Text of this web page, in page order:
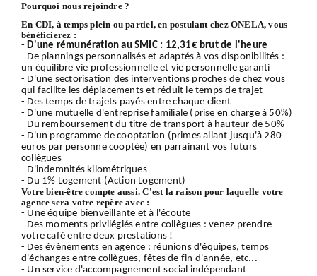
Pourquoi nous rejoindre ?
En CDI, à temps plein ou partiel, en postulant chez ONELA, vous
bénéficierez :
- D'une rémunération au SMIC : 12,31€ brut de l'heure
- De plannings personnalisés et adaptés à vos disponibilités :
un équilibre vie professionnelle et vie personnelle garanti
- D'une sectorisation des interventions proches de chez vous
qui facilite les déplacements et réduit le temps de trajet
- Des temps de trajets payés entre chaque client
- D'une mutuelle d'entreprise familiale (prise en charge à 50%)
- Du remboursement du titre de transport à hauteur de 50%
- D'un programme de cooptation (primes allant jusqu'à 280
euros par personne cooptée) en parrainant vos futurs
collègues
- D'indemnités kilométriques
- Du 1% Logement (Action Logement)
Votre bien-être compte aussi. C'est la raison pour laquelle votre
agence sera votre repère avec :
- Une équipe bienveillante et à l'écoute
- Des moments privilégiés entre collègues : venez prendre
votre café entre deux prestations !
- Des évènements en agence : réunions d'équipes, temps
d'échanges entre collègues, fêtes de fin d'année, etc...
- Un service d'accompagnement social indépendant